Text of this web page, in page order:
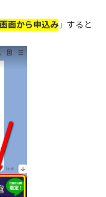
面から申込み 」すると